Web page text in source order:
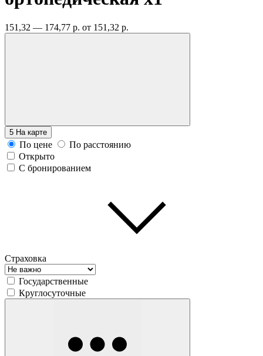
151,32 — 174,77 р. от 151,32 р.
5 На карте
По цене
По расстоянию
Открыто
С бронированием
Страховка
Государственные
Круглосуточные